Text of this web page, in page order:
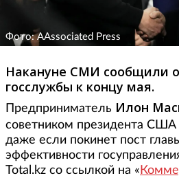
Фото: AAssociated Press
Накануне СМИ сообщили
госслужбы к концу мая.
Предприниматель Илон
советником президента США
даже если покинет пост
эффективности
Total.kz со ссылкой на «